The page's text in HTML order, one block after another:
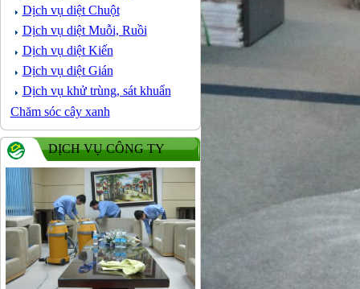
Dịch vụ diệt Chuột
Dịch vụ diệt Muỗi, Ruồi
Dịch vụ diệt Kiến
Dịch vụ diệt Gián
Dịch vụ khử trùng, sát khuẩn
Chăm sóc cây xanh
DỊCH VỤ CÔNG TY